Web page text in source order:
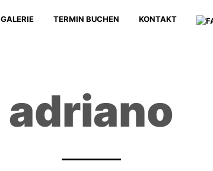
GALERIE TERMIN BUCHEN KONTAKT
adriano